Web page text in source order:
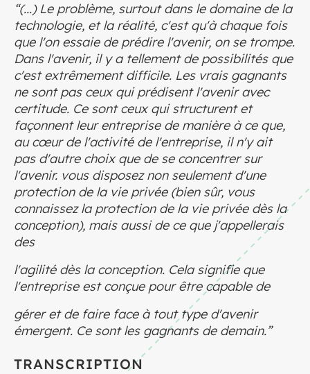
“(...) Le problème, surtout dans le domaine de la
technologie, et la réalité, c'est qu'à chaque fois
que l'on essaie de prédire l'avenir, on se trompe.
Dans l'avenir, il y a tellement de possibilités que
c'est extrêmement difficile. Les vrais gagnants
ne sont pas ceux qui prédisent l'avenir avec
certitude. Ce sont ceux qui structurent et
façonnent leur entreprise de manière à ce que,
au cœur de l'activité de l'entreprise, il n'y ait
pas d'autre choix que de se concentrer sur
l'avenir. vous disposez non seulement d'une
protection de la vie privée (bien sûr, vous
connaissez la protection de la vie privée dès la
conception), mais aussi de ce que j'appellerais
des
l'agilité dès la conception. Cela signifie que
l'entreprise est conçue pour être capable de
gérer et de faire face à tout type d'avenir
émergent. Ce sont les gagnants de demain.”
TRANSCRIPTION